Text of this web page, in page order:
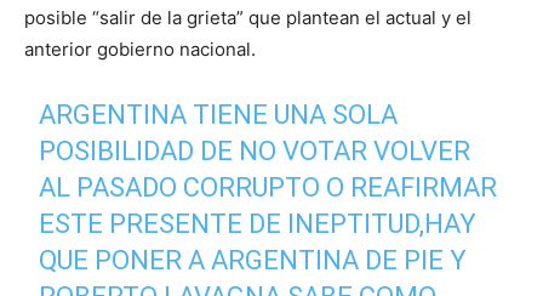
posible “salir de la grieta” que plantean el actual y el
anterior gobierno nacional.
ARGENTINA TIENE UNA SOLA
POSIBILIDAD DE NO VOTAR VOLVER
AL PASADO CORRUPTO O REAFIRMAR
ESTE PRESENTE DE INEPTITUD,HAY
QUE PONER A ARGENTINA DE PIE Y